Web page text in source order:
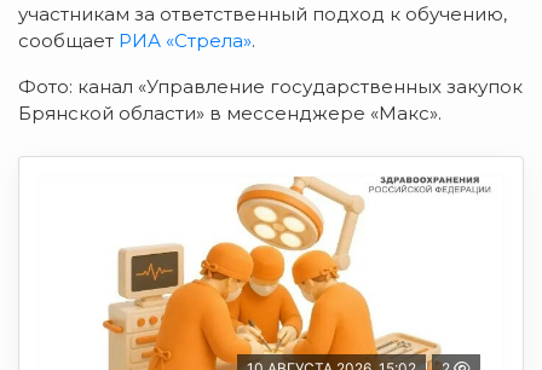
участникам за ответственный подход к обучению,
сообщает РИА «Стрела».
Фото: канал «Управление государственных закупок
Брянской области» в мессенджере «Макс».